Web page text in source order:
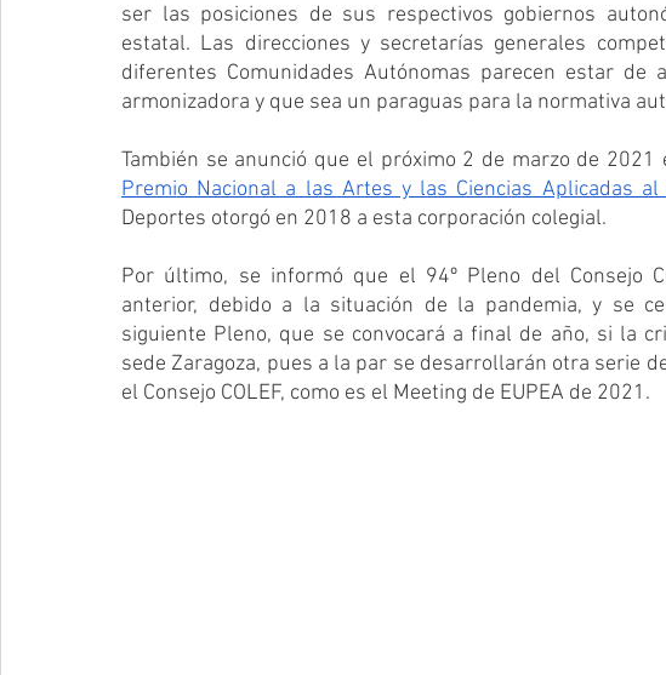
ser las posiciones de sus respectivos gobiernos
estatal. Las direcciones y secretarías generales
diferentes Comunidades Autónomas parecen estar de
armonizadora y que sea un paraguas para la normativa
Premio Nacional a las Artes y las Ciencias Aplicadas al
Deportes otorgó en 2018 a esta corporación colegial.
Por último, se informó que el 94º Pleno del Consejo
anterior, debido a la situación de la pandemia, y se
siguiente Pleno, que se convocará a final de año, si la
sede Zaragoza, pues a la par se desarrollarán otra serie
el Consejo COLEF, como es el Meeting de EUPEA de 2021.